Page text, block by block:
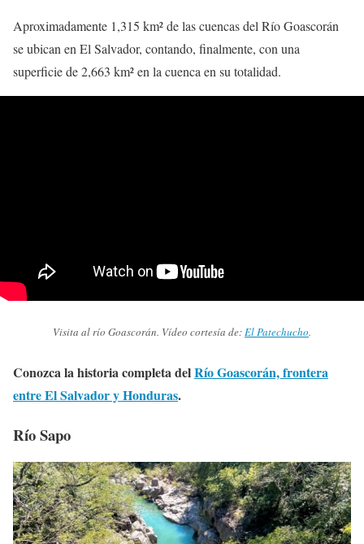
Aproximadamente 1,315 km² de las cuencas del Río Goascorán
se ubican en El Salvador, contando, finalmente, con una
superficie de 2,663 km² en la cuenca en su totalidad.
Visita al río Goascorán. Vídeo cortesía de:El Patechucho.
Conozca la historia completa delRío Goascorán, frontera
entre El Salvador y Honduras.
Río Sapo